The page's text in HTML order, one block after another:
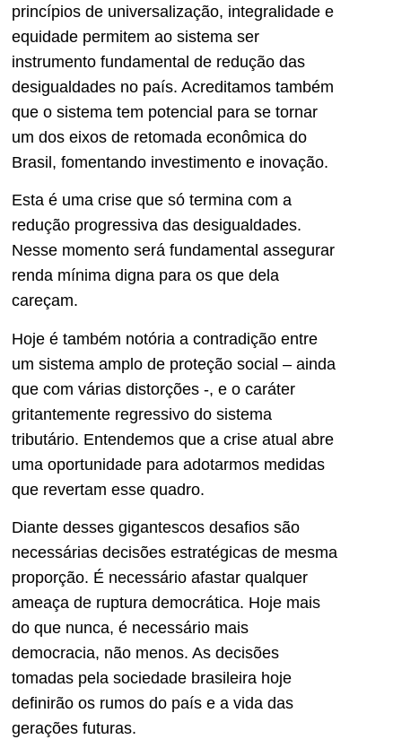
princípios de universalização, integralidade e
equidade permitem ao sistema ser
instrumento fundamental de redução das
desigualdades no país. Acreditamos também
que o sistema tem potencial para se tornar
um dos eixos de retomada econômica do
Brasil, fomentando investimento e inovação.
Esta é uma crise que só termina com a
redução progressiva das desigualdades.
Nesse momento será fundamental assegurar
renda mínima digna para os que dela
careçam.
Hoje é também notória a contradição entre
um sistema amplo de proteção social – ainda
que com várias distorções -, e o caráter
gritantemente regressivo do sistema
tributário. Entendemos que a crise atual abre
uma oportunidade para adotarmos medidas
que revertam esse quadro.
Diante desses gigantescos desafios são
necessárias decisões estratégicas de mesma
proporção. É necessário afastar qualquer
ameaça de ruptura democrática. Hoje mais
do que nunca, é necessário mais
democracia, não menos. As decisões
tomadas pela sociedade brasileira hoje
definirão os rumos do país e a vida das
gerações futuras.